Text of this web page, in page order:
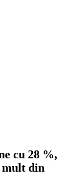
cu 28 %,
mult din